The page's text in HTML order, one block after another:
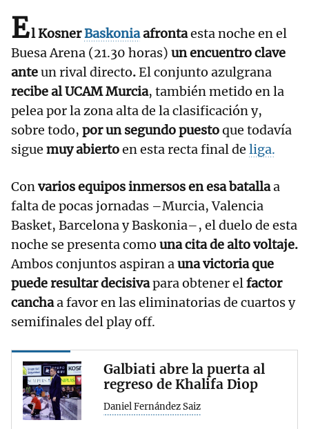
El KosnerBaskoniaafrontaesta noche en el
Buesa Arena (21.30 horas) un encuentro clave
anteun rival directo.El conjunto azulgrana
recibe al UCAM Murcia, también metido en la
pelea por la zona alta de la clasificación y,
sobre todo, por un segundo puestoque todavía
sigue muy abiertoen esta recta final de liga.
Convarios equipos inmersos en esa batallaa
falta de pocas jornadas –Murcia, Valencia
Basket, Barcelona y Baskonia–, el duelo de esta
noche se presenta como una cita de alto voltaje.
Ambos conjuntos aspiran auna victoria que
puede resultar decisivapara obtener elfactor
canchaa favor en las eliminatorias de cuartos y
semifinales del play off.
Galbiati abre la puerta al
regreso de Khalifa Diop
Daniel Fernández Saiz